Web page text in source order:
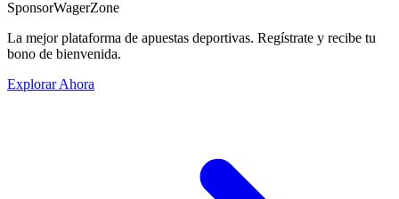
SponsorWagerZone
La mejor plataforma de apuestas deportivas. Regístrate y recibe tu
bono de bienvenida.
Explorar Ahora